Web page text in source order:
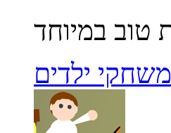
משחקי ילדים